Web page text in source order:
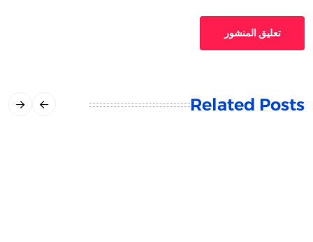
تعليق المنشور
Related Posts